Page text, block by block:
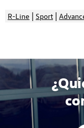
R-Line | Sport |